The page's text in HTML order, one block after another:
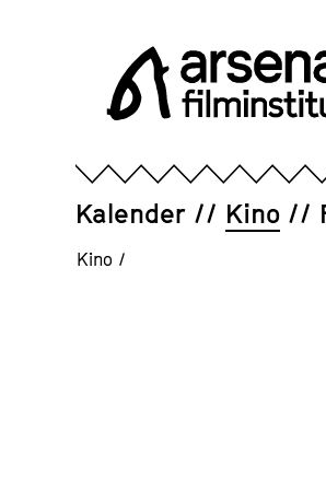
Filminstitut
Kalender Kino
Kino /